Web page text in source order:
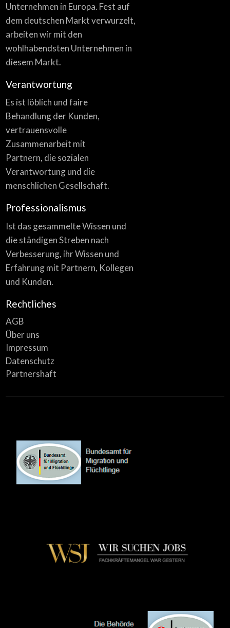
Unternehmen in Europa. Fest auf
dem deutschen Markt verwurzelt,
arbeiten wir mit den
wohlhabendsten Unternehmen in
diesem Markt.
Verantwortung
Es ist löblich und faire
Behandlung der Kunden,
vertrauensvolle
Zusammenarbeit mit
Partnern, die sozialen
Verantwortung und die
menschlichen Gesellschaft.
Professionalismus
Ist das gesammelte Wissen und
die ständigen Streben nach
Verbesserung, ihr Wissen und
Erfahrung mit Partnern, Kollegen
und Kunden.
Rechtliches
AGB
Über uns
Impressum
Datenschutz
Partnershaft